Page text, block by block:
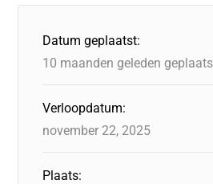
Datum geplaatst:
10 maanden geleden
Verloopdatum:
november 22, 2025
Plaats: